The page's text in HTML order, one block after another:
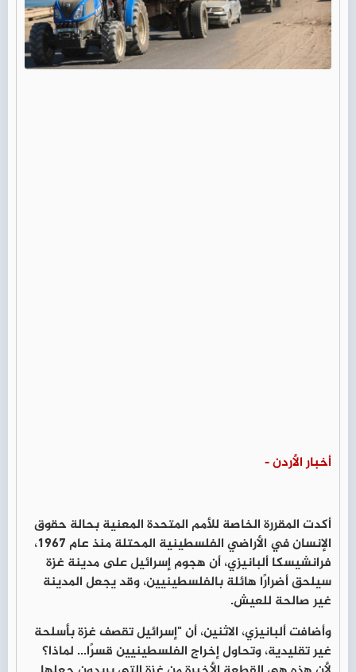
أخبار الأردن -
أكدت المقررة الخاصة للأمم المتحدة المعنية بحالة حقوق
الإنسان في الأراضي الفلسطينية المحتلة منذ عام 1967،
فرانشيسكا ألبانيزي، أن هجوم إسرائيل على مدينة غزة
سيلحق أضرارًا هائلة بالفلسطينيين، وقد يجعل المدينة
غير صالحة للعيش.
وأضافت ألبانيزي، الاثنين، أن "إسرائيل تقصف غزة بأسلحة
غير تقليدية، وتحاول إخراج الفلسطينيين قسرًا... لماذا؟